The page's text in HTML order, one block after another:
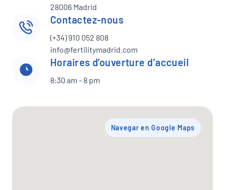
28006 Madrid
Contactez-nous
(+34) 910 052 808
info@fertilitymadrid.com
Horaires d’ouverture d’accueil
8:30 am - 8 pm
Navegar en Google Maps